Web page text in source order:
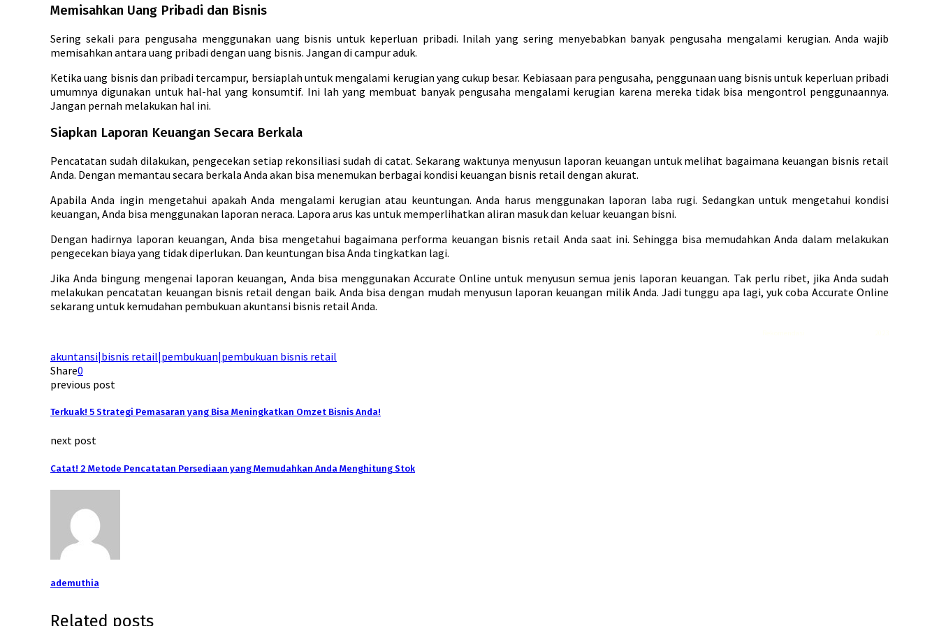
Memisahkan Uang Pribadi dan Bisnis
Sering sekali para pengusaha menggunakan uang bisnis untuk keperluan pribadi. Inilah yang sering menyebabkan banyak pengusaha mengalami kerugian. Anda wajib
memisahkan antara uang pribadi dengan uang bisnis. Jangan di campur aduk.
Ketika uang bisnis dan pribadi tercampur, bersiaplah untuk mengalami kerugian yang cukup besar. Kebiasaan para pengusaha, penggunaan uang bisnis untuk keperluan pribadi
umumnya digunakan untuk hal-hal yang konsumtif. Ini lah yang membuat banyak pengusaha mengalami kerugian karena mereka tidak bisa mengontrol penggunaannya.
Jangan pernah melakukan hal ini.
Siapkan Laporan Keuangan Secara Berkala
Pencatatan sudah dilakukan, pengecekan setiap rekonsiliasi sudah di catat. Sekarang waktunya menyusun laporan keuangan untuk melihat bagaimana keuangan bisnis retail
Anda. Dengan memantau secara berkala Anda akan bisa menemukan berbagai kondisi keuangan bisnis retail dengan akurat.
Apabila Anda ingin mengetahui apakah Anda mengalami kerugian atau keuntungan. Anda harus menggunakan laporan laba rugi. Sedangkan untuk mengetahui kondisi
keuangan, Anda bisa menggunakan laporan neraca. Lapora arus kas untuk memperlihatkan aliran masuk dan keluar keuangan bisni.
Dengan hadirnya laporan keuangan, Anda bisa mengetahui bagaimana performa keuangan bisnis retail Anda saat ini. Sehingga bisa memudahkan Anda dalam melakukan
pengecekan biaya yang tidak diperlukan. Dan keuntungan bisa Anda tingkatkan lagi.
Jika Anda bingung mengenai laporan keuangan, Anda bisa menggunakan Accurate Online untuk menyusun semua jenis laporan keuangan. Tak perlu ribet, jika Anda sudah
melakukan pencatatan keuangan bisnis retail dengan baik. Anda bisa dengan mudah menyusun laporan keuangan milik Anda. Jadi tunggu apa lagi, yuk coba Accurate Online
sekarang untuk kemudahan pembukuan akuntansi bisnis retail Anda.
akuntansi|bisnis retail|pembukuan|pembukuan bisnis retail
Share0
previous post
Terkuak! 5 Strategi Pemasaran yang Bisa Meningkatkan Omzet Bisnis Anda!
next post
Catat! 2 Metode Pencatatan Persediaan yang Memudahkan Anda Menghitung Stok
ademuthia
Related posts